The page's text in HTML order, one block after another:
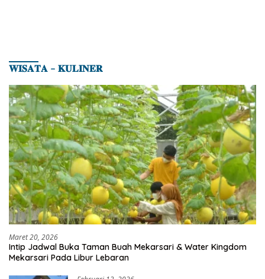
𝐖𝐈𝐒𝐀𝐓𝐀 – 𝐊𝐔𝐋𝐈𝐍𝐄𝐑
Maret 20, 2026
Intip Jadwal Buka Taman Buah Mekarsari & Water Kingdom
Mekarsari Pada Libur Lebaran